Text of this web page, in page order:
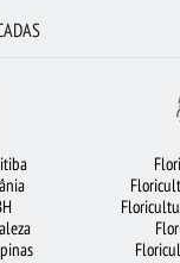
BUQUÊS DE FLORES
FLORICULTURA SANTOS